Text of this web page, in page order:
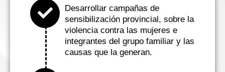
Desarrollar campañas de
sensibilización provincial, sobre la
violencia contra las mujeres e
integrantes del grupo familiar y las
causas que la generan.